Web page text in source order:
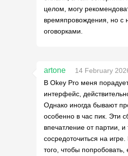
целом, могу
времяпровождения, но с
оговорками.
artone
14 February
В Okey Pro меня
интерфейс,
Однако иногда бывают
особенно в час пик. Эти
впечатление от партии,
сосредоточиться на
того, чтобы